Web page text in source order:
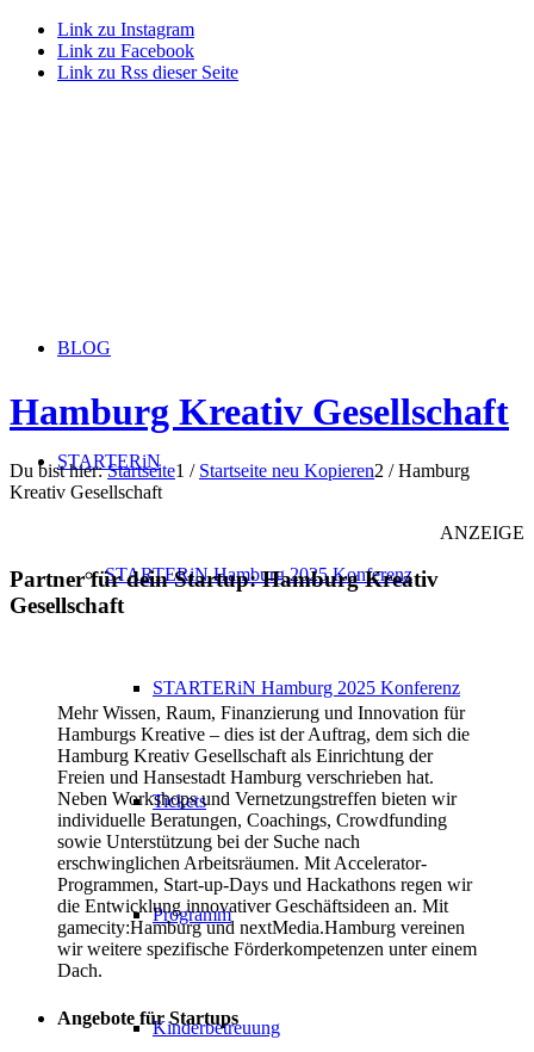
Link zu Instagram
Link zu Facebook
Link zu Rss dieser Seite
BLOG
STARTERiN
STARTERiN Hamburg 2025 Konferenz
STARTERiN Hamburg 2025 Konferenz
Tickets
Programm
Kinderbetreuung
Hamburg Kreativ Gesellschaft
Du bist hier: Startseite1 / Startseite neu Kopieren2 / Hamburg
Kreativ Gesellschaft
ANZEIGE
Partner für dein Startup: Hamburg Kreativ
Gesellschaft
Mehr Wissen, Raum, Finanzierung und Innovation für
Hamburgs Kreative – dies ist der Auftrag, dem sich die
Hamburg Kreativ Gesellschaft als Einrichtung der
Freien und Hansestadt Hamburg verschrieben hat.
Neben Workshops und Vernetzungstreffen bieten wir
individuelle Beratungen, Coachings, Crowdfunding
sowie Unterstützung bei der Suche nach
erschwinglichen Arbeitsräumen. Mit Accelerator-
Programmen, Start-up-Days und Hackathons regen wir
die Entwicklung innovativer Geschäftsideen an. Mit
gamecity:Hamburg und nextMedia.Hamburg vereinen
wir weitere spezifische Förderkompetenzen unter einem
Dach.
Angebote für Startups